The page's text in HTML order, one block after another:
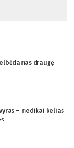
draugę
– medikai kelias